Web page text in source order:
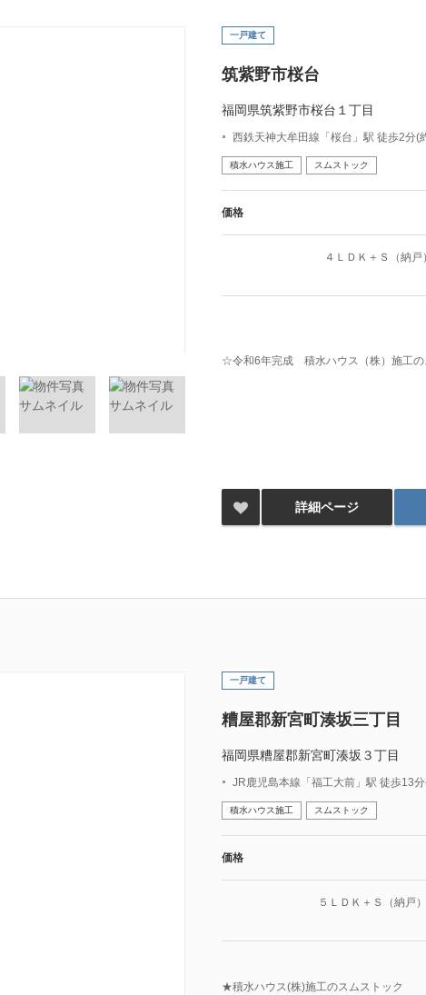
一戸建て
筑紫野市桜台
福岡県筑紫野市桜台１丁目
西鉄天神大牟田線「桜台」駅 徒歩2分(
積水ハウス施工 スムストック
価格
４ＬＤＫ＋Ｓ（納戸
☆令和6年完成 積水ハウス（株）施工
詳細ページ
一戸建て
糟屋郡新宮町湊坂三丁目
福岡県糟屋郡新宮町湊坂３丁目
JR鹿児島本線「福工大前」駅 徒歩13
積水ハウス施工 スムストック
価格
５ＬＤＫ＋Ｓ（納戸）
★積水ハウス(株)施工のスムストック